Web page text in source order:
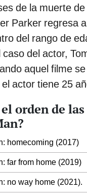
de la muerte
Parker regresa
del rango de
caso del actor,
aquel filme
actor tiene 25
el orden de
homecoming (2017)
far from home (2019)
no way home (2021).